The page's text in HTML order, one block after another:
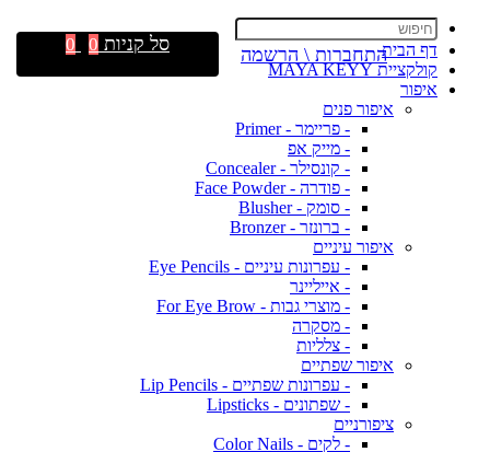
דף הבית
קולקציית MAYA KEYY
איפור
איפור פנים
- פריימר - Primer
- מייק אפ
- קונסילר - Concealer
- פודרה - Face Powder
- סומק - Blusher
- ברונזר - Bronzer
איפור עיניים
- עפרונות עיניים - Eye Pencils
- אייליינר
- מוצרי גבות - For Eye Brow
- מסקרה
- צלליות
איפור שפתיים
- עפרונות שפתיים - Lip Pencils
- שפתונים - Lipsticks
ציפורניים
- לקים - Color Nails
התחברות \ הרשמה סל קניות 0
0